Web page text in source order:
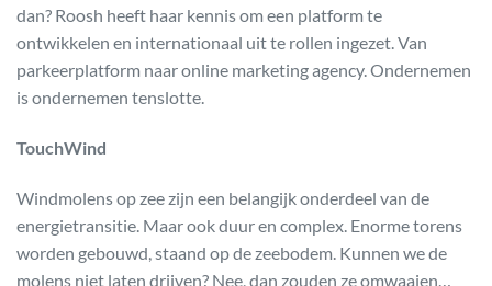
dan? Roosh heeft haar kennis om een platform te
ontwikkelen en internationaal uit te rollen ingezet. Van
parkeerplatform naar online marketing agency. Ondernemen
is ondernemen tenslotte.
TouchWind
Windmolens op zee zijn een belangijk onderdeel van de
energietransitie. Maar ook duur en complex. Enorme torens
worden gebouwd, staand op de zeebodem. Kunnen we de
molens niet laten drijven? Nee, dan zouden ze omwaaien…